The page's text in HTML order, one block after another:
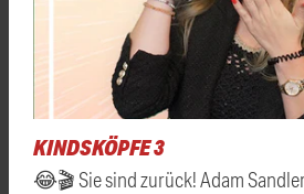
KINDSKÖPFE 3
😂🎬 Sie sind zurück! Adam